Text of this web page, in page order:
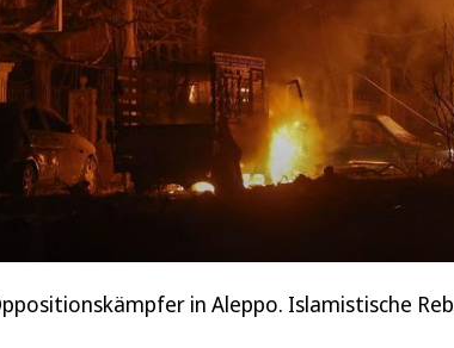
in Aleppo. Islamistische